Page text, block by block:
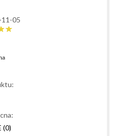
były niesamowite. Zakup
dla swojej ukochanej
inaczej obstawiałem
plus, bo uwielbiam lektury, w
Rządałem więcej i
Rzadko się spotyka
co książka wpada w
11-05
(0)